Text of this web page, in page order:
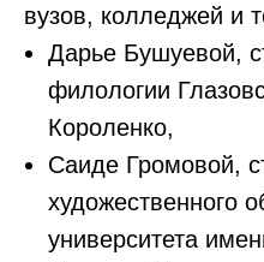
вузов, колледжей и
Дарье Бушуевой,
филологии
Короленко,
Саиде Громовой,
художественного
университета